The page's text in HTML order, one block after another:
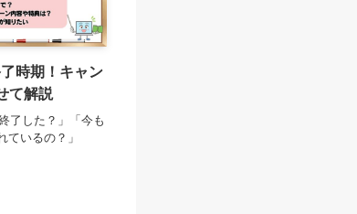
時期！キャン
て解説
了した？」「今も
ているの？」